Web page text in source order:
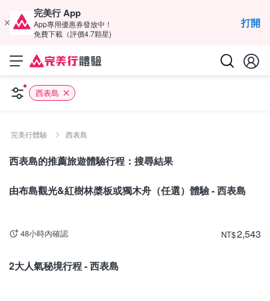
完美行 App
App專用優惠券發放中！
免費下載（評價4.7顆星)
打開
西表島
完美行體驗 西表島
西表島的推薦旅遊體驗行程：搜尋結果
沖繩
由布島觀光&紅樹林槳板或獨木舟（任選）體驗 - 西表島
48小時內確認 NT$2,543
2大人氣秘境行程 - 西表島